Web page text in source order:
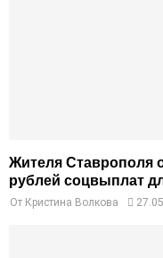
Жителя Ставрополя
рублей соцвыплат
От Кристина Волкова